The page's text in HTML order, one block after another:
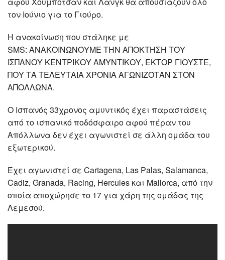
τον Ιούνιο για το Γιούρο.
Η ανακοίνωση που στάληκε με
SMS: ΑΝΑΚΟΙΝΩΝΟΥΜΕ ΤΗΝ ΑΠΟΚΤΗΣΗ ΤΟΥ
ΙΣΠΑΝΟΥ ΚΕΝΤΡΙΚΟΥ ΑΜΥΝΤΙΚΟΥ, ΕΚΤΟΡ ΓΙΟΥΣΤΕ,
ΠΟΥ ΤΑ ΤΕΛΕΥΤΑΙΑ ΧΡΟΝΙΑ ΑΓΩΝΙΖΟΤΑΝ ΣΤΟΝ
ΑΠΟΛΛΩΝΑ.
Ο Ισπανός 33χρονος αμυντικός έχει παραστάσεις
από το ισπανικό ποδόσφαιρο αφού πέραν του
Απόλλωνα δεν έχει αγωνιστεί σε άλλη ομάδα του
εξωτερικού.
Έχει αγωνιστεί σε Cartagena, Las Palas, Salamanca,
Cadiz, Granada, Racing, Hercules και Mallorca, από την
οποία αποχώρησε το 17 για χάρη της ομάδας της
Λεμεσού.